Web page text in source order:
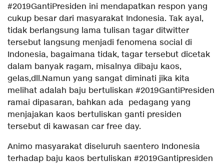
#2019GantiPresiden ini mendapatkan respon yang
cukup besar dari masyarakat Indonesia. Tak ayal,
tidak berlangsung lama tulisan tagar ditwitter
tersebut langsung menjadi fenomena social di
Indonesia, bagaimana tidak, tagar tersebut dicetak
dalam banyak ragam, misalnya dibaju kaos,
gelas,dll.Namun yang sangat diminati jika kita
melihat adalah baju bertuliskan #2019GantiPresiden
ramai dipasaran, bahkan ada pedagang yang
menjajakan kaos bertuliskan ganti presiden
tersebut di kawasan car free day.
Animo masyarakat diseluruh saentero Indonesia
terhadap baju kaos bertuliskan #2019Gantipresiden